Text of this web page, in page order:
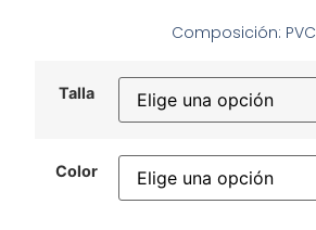
Composición: PVC
Talla
Color